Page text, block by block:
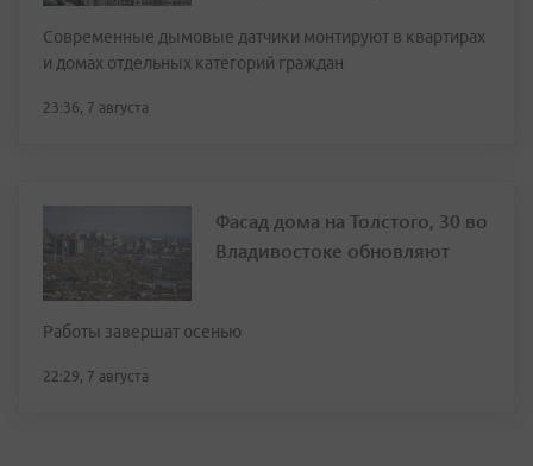
Современные дымовые датчики монтируют в квартирах
и домах отдельных категорий граждан
23:36, 7 августа
Фасад дома на Толстого, 30 во
Владивостоке обновляют
Работы завершат осенью
22:29, 7 августа